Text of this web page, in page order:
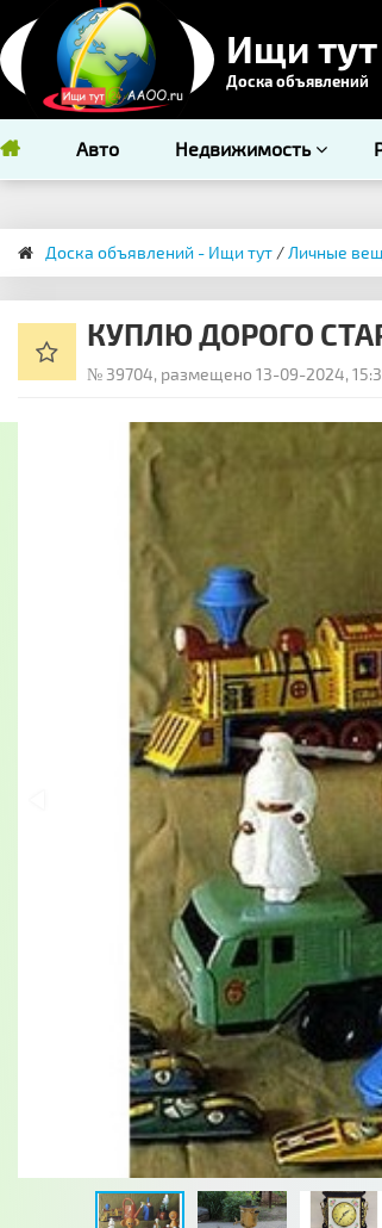
Ищи
Доска объявлений
Авто Недвижимость
Доска объявлений - Ищи тут /Личные
​КУПЛЮ ДОРОГО
№ 39704, размещено 13-09-2024,